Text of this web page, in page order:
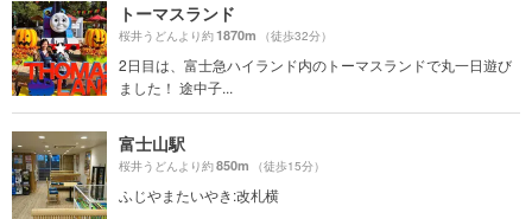
トーマスランド
桜井うどんより約1870m （徒歩32分）
2日目は、富士急ハイランド内のトーマスランドで丸一日遊び
ました！ 途中子...
富士山駅
桜井うどんより約850m （徒歩15分）
ふじやまたいやき:改札横